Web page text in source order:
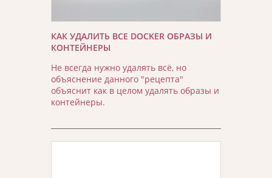
КАК УДАЛИТЬ ВСЕ DOCKER ОБРАЗЫ И
КОНТЕЙНЕРЫ
Не всегда нужно удалять всё, но
объяснение данного "рецепта"
объяснит как в целом удалять образы и
контейнеры.